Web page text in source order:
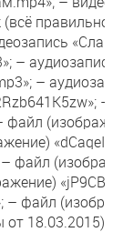
правильно
–
–
–
файл
файл
– файл
18.03.2015);